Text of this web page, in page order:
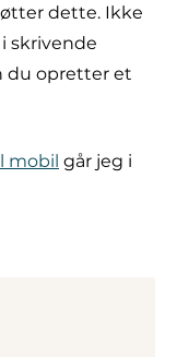
dette. Ikke
skrivende
du opretter et
mobil går jeg i